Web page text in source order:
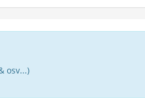
osv...)